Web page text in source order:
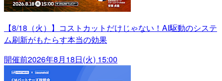
【8/18（火）】コストカットだけじゃない！AI駆動のシステ
ム刷新がもたらす本当の効果
開催前2026年8月18日(火) 15:00